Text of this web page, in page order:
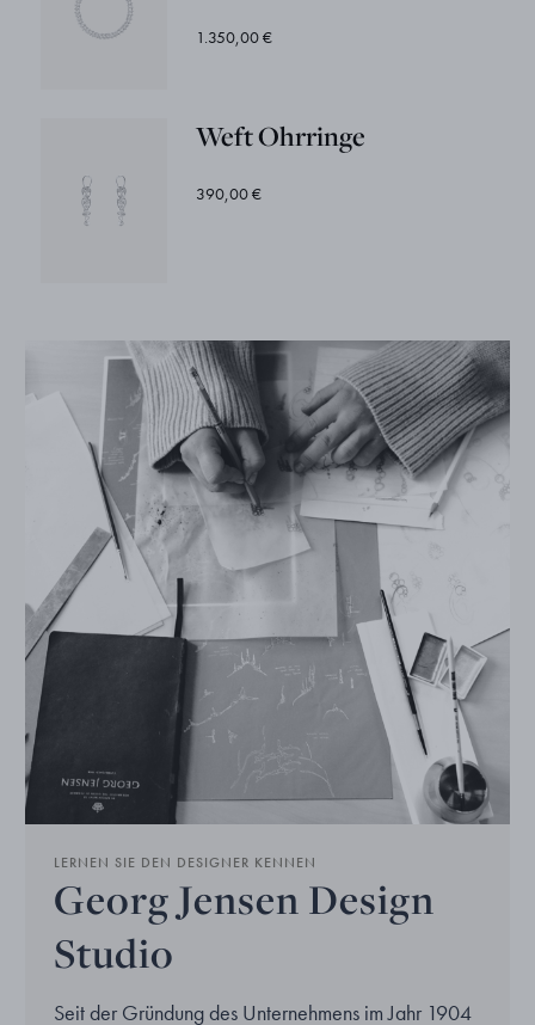
1.350,00 €
Weft Ohrringe
390,00 €
LERNEN SIE DEN DESIGNER KENNEN
Georg Jensen Design
Studio
Seit der Gründung des Unternehmens im Jahr 1904